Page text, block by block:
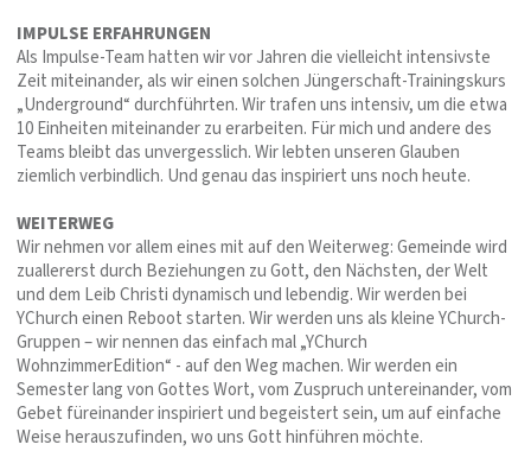
IMPULSE ERFAHRUNGEN
Als Impulse-Team hatten wir vor Jahren die vielleicht intensivste
Zeit miteinander, als wir einen solchen Jüngerschaft-Trainingskurs
„Underground“ durchführten. Wir trafen uns intensiv, um die etwa
10 Einheiten miteinander zu erarbeiten. Für mich und andere des
Teams bleibt das unvergesslich. Wir lebten unseren Glauben
ziemlich verbindlich. Und genau das inspiriert uns noch heute.
WEITERWEG
Wir nehmen vor allem eines mit auf den Weiterweg: Gemeinde wird
zuallererst durch Beziehungen zu Gott, den Nächsten, der Welt
und dem Leib Christi dynamisch und lebendig. Wir werden bei
YChurch einen Reboot starten. Wir werden uns als kleine YChurch-
Gruppen – wir nennen das einfach mal „YChurch
WohnzimmerEdition“ - auf den Weg machen. Wir werden ein
Semester lang von Gottes Wort, vom Zuspruch untereinander, vom
Gebet füreinander inspiriert und begeistert sein, um auf einfache
Weise herauszufinden, wo uns Gott hinführen möchte.